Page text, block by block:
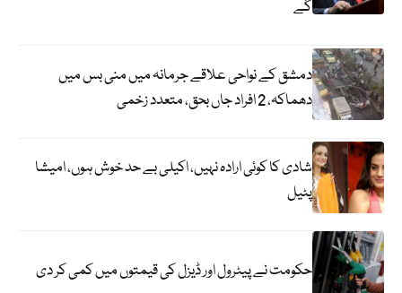
گے
دمشق کے نواحی علاقے جرمانہ میں منی بس میں
دھماکہ، 2 افراد جاں بحق، متعدد زخمی
شادی کا کوئی ارادہ نہیں، اکیلی بے حد خوش ہوں، امیشا
پٹیل
حکومت نے پیٹرول اور ڈیزل کی قیمتوں میں کمی کر دی